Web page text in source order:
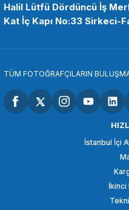
PATONA
PATONA RC43 RC60 RC100
SEPETE
Halil Lütfü Dördüncü İş
Kat İç Kapı No:33 Sirkeci-
TÜM FOTOĞRAFÇILARIN
İstanbul İçi
İkinci